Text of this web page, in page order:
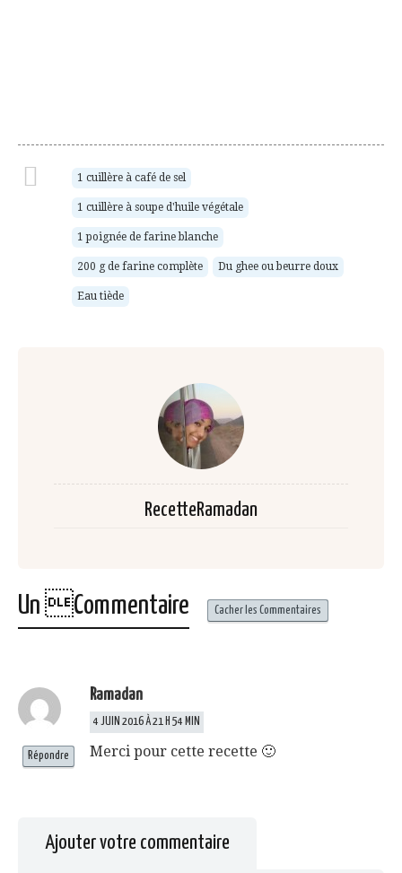
1 cuillère à café de sel
1 cuillère à soupe d'huile végétale
1 poignée de farine blanche
200 g de farine complète Du ghee ou beurre doux
Eau tiède
RecetteRamadan
Un Commentaire Cacher les Commentaires
Ramadan
4 JUIN 2016 À 21 H 54 MIN
Merci pour cette recette 🙂
Répondre
Ajouter votre commentaire